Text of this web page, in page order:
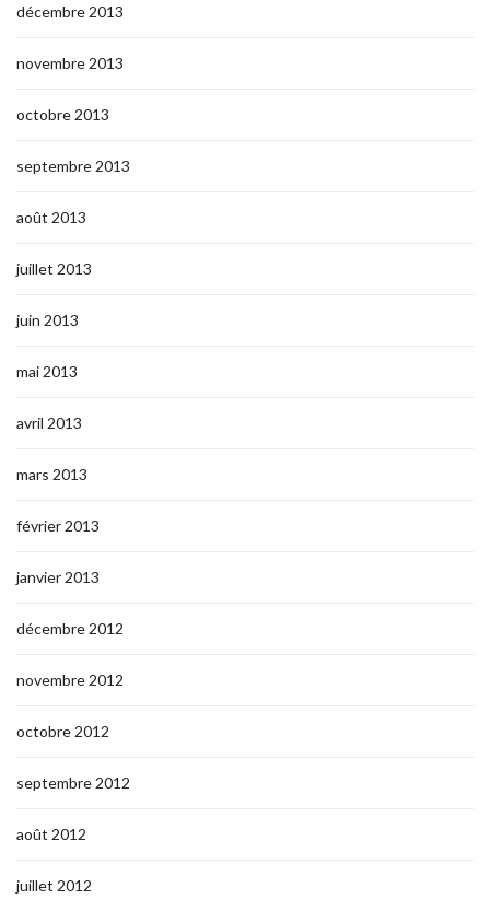
décembre 2013
novembre 2013
octobre 2013
septembre 2013
août 2013
juillet 2013
juin 2013
mai 2013
avril 2013
mars 2013
février 2013
janvier 2013
décembre 2012
novembre 2012
octobre 2012
septembre 2012
août 2012
juillet 2012